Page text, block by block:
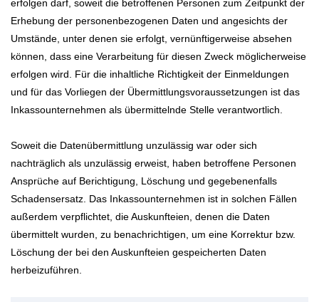
erfolgen darf, soweit die betroffenen Personen zum Zeitpunkt der
Erhebung der personenbezogenen Daten und angesichts der
Umstände, unter denen sie erfolgt, vernünftigerweise absehen
können, dass eine Verarbeitung für diesen Zweck möglicherweise
erfolgen wird. Für die inhaltliche Richtigkeit der Einmeldungen
und für das Vorliegen der Übermittlungsvoraussetzungen ist das
Inkassounternehmen als übermittelnde Stelle verantwortlich.
Soweit die Datenübermittlung unzulässig war oder sich
nachträglich als unzulässig erweist, haben betroffene Personen
Ansprüche auf Berichtigung, Löschung und gegebenenfalls
Schadensersatz. Das Inkassounternehmen ist in solchen Fällen
außerdem verpflichtet, die Auskunfteien, denen die Daten
übermittelt wurden, zu benachrichtigen, um eine Korrektur bzw.
Löschung der bei den Auskunfteien gespeicherten Daten
herbeizuführen.